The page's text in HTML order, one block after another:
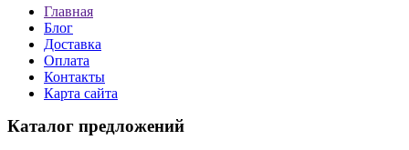
Главная
Блог
Доставка
Оплата
Контакты
Карта сайта
Каталог предложений